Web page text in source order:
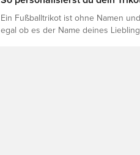
Ein Fußballtrikot ist ohne Namen
egal ob es der Name deines